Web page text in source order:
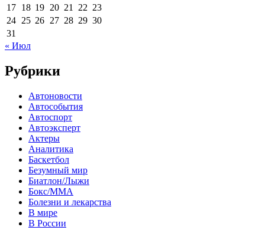
17 18 19 20 21 22 23
24 25 26 27 28 29 30
31
« Июл
Рубрики
Автоновости
Автособытия
Автоспорт
Автоэксперт
Актеры
Аналитика
Баскетбол
Безумный мир
Биатлон/Лыжи
Бокс/MMA
Болезни и лекарства
В мире
В России